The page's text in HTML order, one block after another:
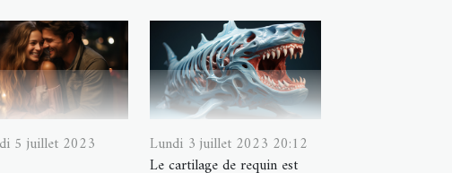
5 juillet 2023
Lundi 3 juillet 2023 20:12
Le cartilage de requin est